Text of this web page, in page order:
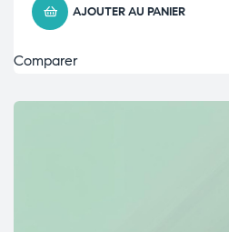
AJOUTER AU PANIER
Comparer